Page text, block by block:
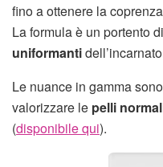
fino a ottenere la
La formula è un portento
uniformanti
Le nuance in gamma sono
valorizzare le pelli
(disponibile qui).